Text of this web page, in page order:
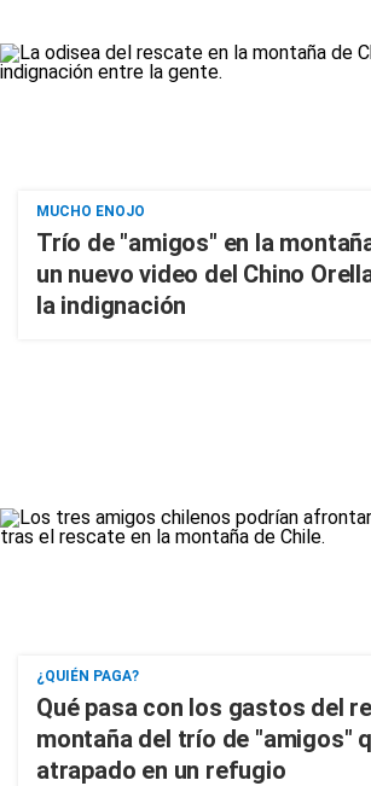
MUCHO ENOJO
Trío de "amigos" en la
un nuevo video del Chino
la indignación
¿QUIÉN PAGA?
Qué pasa con los gastos del
montaña del trío de "amigos"
atrapado en un refugio